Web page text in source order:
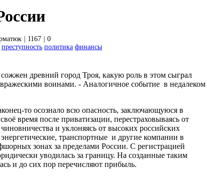
1167
0
преступность политика финансы
древний город Троя, какую роль в этом сыграл
воинами. - Аналогичное событие в недалеком
то осознало всю опасность, заключающуюся в
время после приватизации, перестраховываясь от
и уклоняясь от высоких российских
транспортные и другие компании в
зонах за пределами России. С регистрацией
уводилась за границу. На созданные таким
и до сих пор перечисляют прибыль.